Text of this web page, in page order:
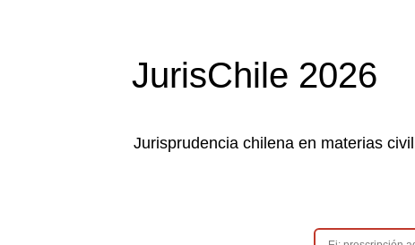
JurisChile 2026
Jurisprudencia chilena en materias